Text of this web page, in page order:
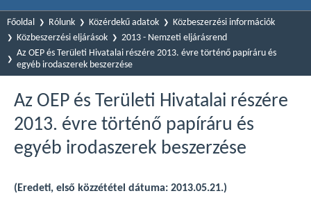
Főoldal Rólunk Közérdekű adatok
Közbeszerzési információk
Közbeszerzési eljárások
2013 - Nemzeti eljárásrend
Az OEP és Területi Hivatalai részére 2013. évre történő papíráru és
egyéb irodaszerek beszerzése
Az OEP és Területi Hivatalai részére
2013. évre történő papíráru és
egyéb irodaszerek beszerzése
(Eredeti, első közzététel dátuma: 2013.05.21.)